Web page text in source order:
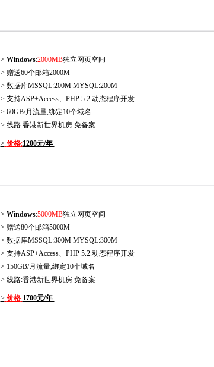
> Windows:2000MB独立网页空间
> 赠送60个邮箱2000M
> 数据库MSSQL:200M MYSQL:200M
> 支持ASP+Access、PHP 5.2.动态程序开发
> 60GB/月流量,绑定10个域名
> 线路:香港新世界机房 免备案
> 价格:1200元/年
> Windows:5000MB独立网页空间
> 赠送80个邮箱5000M
> 数据库MSSQL:300M MYSQL:300M
> 支持ASP+Access、PHP 5.2.动态程序开发
> 150GB/月流量,绑定10个域名
> 线路:香港新世界机房 免备案
> 价格:1700元/年